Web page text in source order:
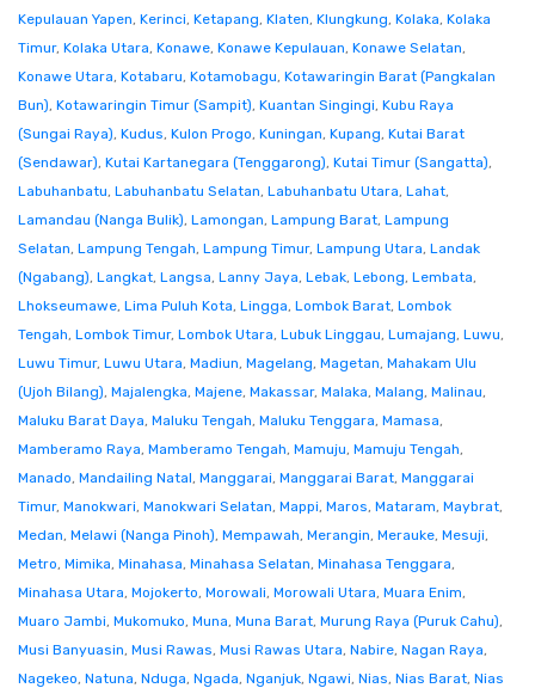
Kepulauan Yapen, Kerinci, Ketapang, Klaten, Klungkung, Kolaka, Kolaka
Timur, Kolaka Utara, Konawe, Konawe Kepulauan, Konawe Selatan,
Konawe Utara, Kotabaru, Kotamobagu, Kotawaringin Barat (Pangkalan
Bun), Kotawaringin Timur (Sampit), Kuantan Singingi, Kubu Raya
(Sungai Raya), Kudus, Kulon Progo, Kuningan, Kupang, Kutai Barat
(Sendawar), Kutai Kartanegara (Tenggarong), Kutai Timur (Sangatta),
Labuhanbatu, Labuhanbatu Selatan, Labuhanbatu Utara, Lahat,
Lamandau (Nanga Bulik), Lamongan, Lampung Barat, Lampung
Selatan, Lampung Tengah, Lampung Timur, Lampung Utara, Landak
(Ngabang), Langkat, Langsa, Lanny Jaya, Lebak, Lebong, Lembata,
Lhokseumawe, Lima Puluh Kota, Lingga, Lombok Barat, Lombok
Tengah, Lombok Timur, Lombok Utara, Lubuk Linggau, Lumajang, Luwu,
Luwu Timur, Luwu Utara, Madiun, Magelang, Magetan, Mahakam Ulu
(Ujoh Bilang), Majalengka, Majene, Makassar, Malaka, Malang, Malinau,
Maluku Barat Daya, Maluku Tengah, Maluku Tenggara, Mamasa,
Mamberamo Raya, Mamberamo Tengah, Mamuju, Mamuju Tengah,
Manado, Mandailing Natal, Manggarai, Manggarai Barat, Manggarai
Timur, Manokwari, Manokwari Selatan, Mappi, Maros, Mataram, Maybrat,
Medan, Melawi (Nanga Pinoh), Mempawah, Merangin, Merauke, Mesuji,
Metro, Mimika, Minahasa, Minahasa Selatan, Minahasa Tenggara,
Minahasa Utara, Mojokerto, Morowali, Morowali Utara, Muara Enim,
Muaro Jambi, Mukomuko, Muna, Muna Barat, Murung Raya (Puruk Cahu),
Musi Banyuasin, Musi Rawas, Musi Rawas Utara, Nabire, Nagan Raya,
Nagekeo, Natuna, Nduga, Ngada, Nganjuk, Ngawi, Nias, Nias Barat, Nias